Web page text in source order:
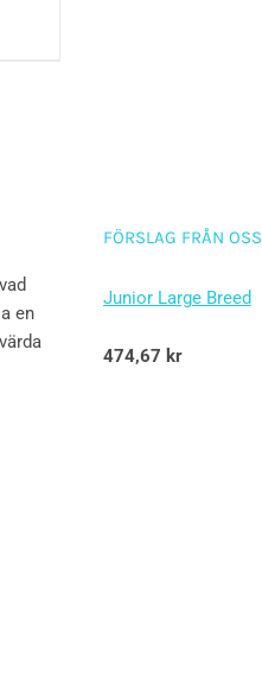
en
FÖRSLAG FRÅN OSS
Junior Large Breed
Betygsatt
5.00
474,67 kr